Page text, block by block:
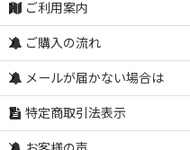
ご利用案内
ご購入の流れ
メールが届かない場合は
特定商取引法表示